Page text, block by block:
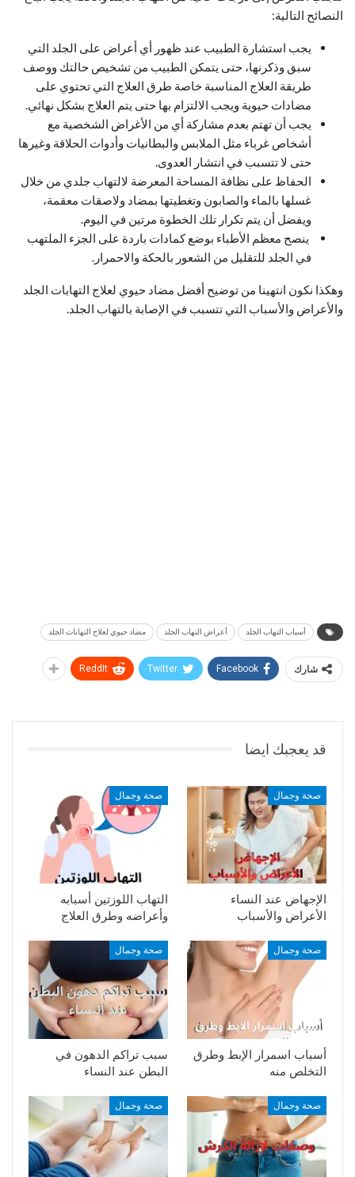
النصائح التالية:
يجب استشارة الطبيب عند ظهور أي أعراض على الجلد التي
سبق وذكرنها، حتى يتمكن الطبيب من تشخيص حالتك ووصف
طريقة العلاج المناسبة خاصة طرق العلاج التي تحتوي على
مضادات حيوية ويجب الالتزام بها حتى يتم العلاج بشكل نهائي.
يجب أن تهتم بعدم مشاركة أي من الأغراض الشخصية مع
أشخاص غرباء مثل الملابس والبطانيات وأدوات الحلاقة وغيرها
حتى لا تتسبب في انتشار العدوى.
الحفاظ على نظافة المساحة المعرضة لالتهاب جلدي من خلال
غسلها بالماء والصابون وتغطيتها بمضاد ولاصقات معقمة،
ويفضل أن يتم تكرار تلك الخطوة مرتين في اليوم.
ينصح معظم الأطباء بوضع كمادات باردة على الجزء الملتهب
في الجلد للتقليل من الشعور بالحكة والاحمرار.
وهكذا نكون انتهينا من توضيح أفضل مضاد حيوي لعلاج التهابات الجلد
والأعراض والأسباب التي تتسبب في الإصابة بالتهاب الجلد.
أسباب التهاب الجلد أعراض التهاب الجلد مضاد حيوي لعلاج التهابات الجلد
شارك Facebook
Twitter
ReddIt
قد يعجبك ايضا
صحة وجمال
الإجهاض عند النساء
الأعراض والأسباب
صحة وجمال
التهاب اللوزتين أسبابه
وأعراضه وطرق العلاج
صحة وجمال
أسباب اسمرار الإبط وطرق
التخلص منه
صحة وجمال
سبب تراكم الدهون في
البطن عند النساء
صحة وجمال صحة وجمال